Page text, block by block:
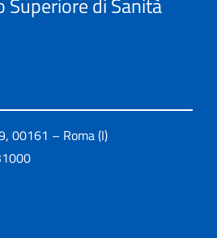
00161 – Roma (I)